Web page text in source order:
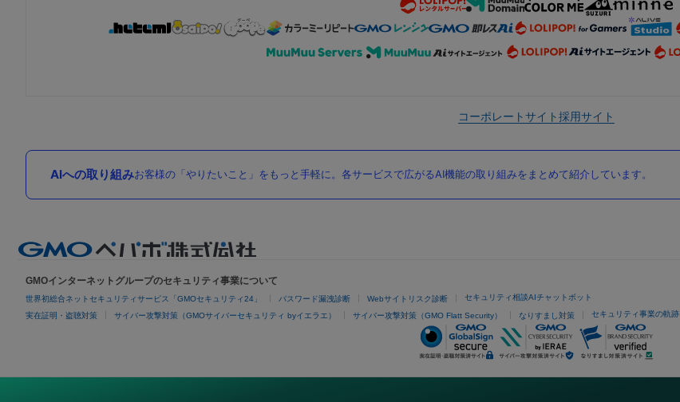
コーポレートサイト採用サイト
AIへの取り組みお客様の「やりたいこと」をもっと手軽に。各サービスで広がるAI機能の取り組みをまとめて紹介しています。
GMOインターネットグループのセキュリティ事業について
世界初総合ネットセキュリティサービス「GMOセキュリティ24」 パスワード漏洩診断 Webサイトリスク診断 セキュリティ相談AIチャットボット
実在証明・盗聴対策 サイバー攻撃対策（GMOサイバーセキュリティ byイエラエ） サイバー攻撃対策（GMO Flatt Security） なりすまし対策 セキュリティ事業の軌跡